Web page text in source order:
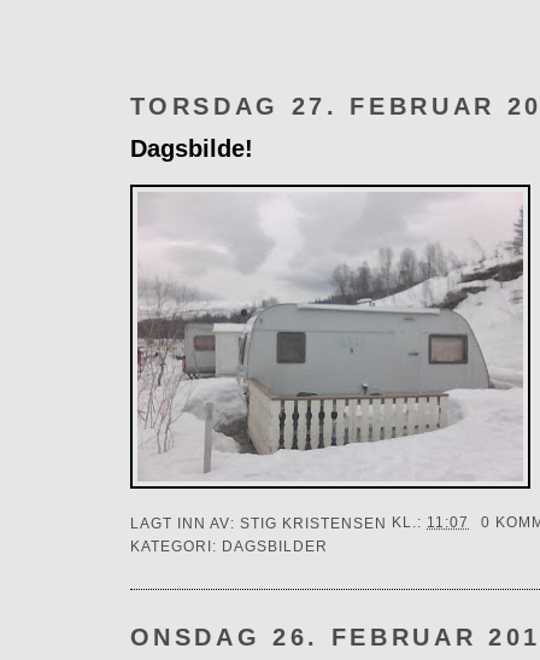
TORSDAG 27. FEBRUAR
Dagsbilde!
LAGT INN AV: STIG KRISTENSEN KL.: 11:07
0
KATEGORI: DAGSBILDER
ONSDAG 26. FEBRUAR